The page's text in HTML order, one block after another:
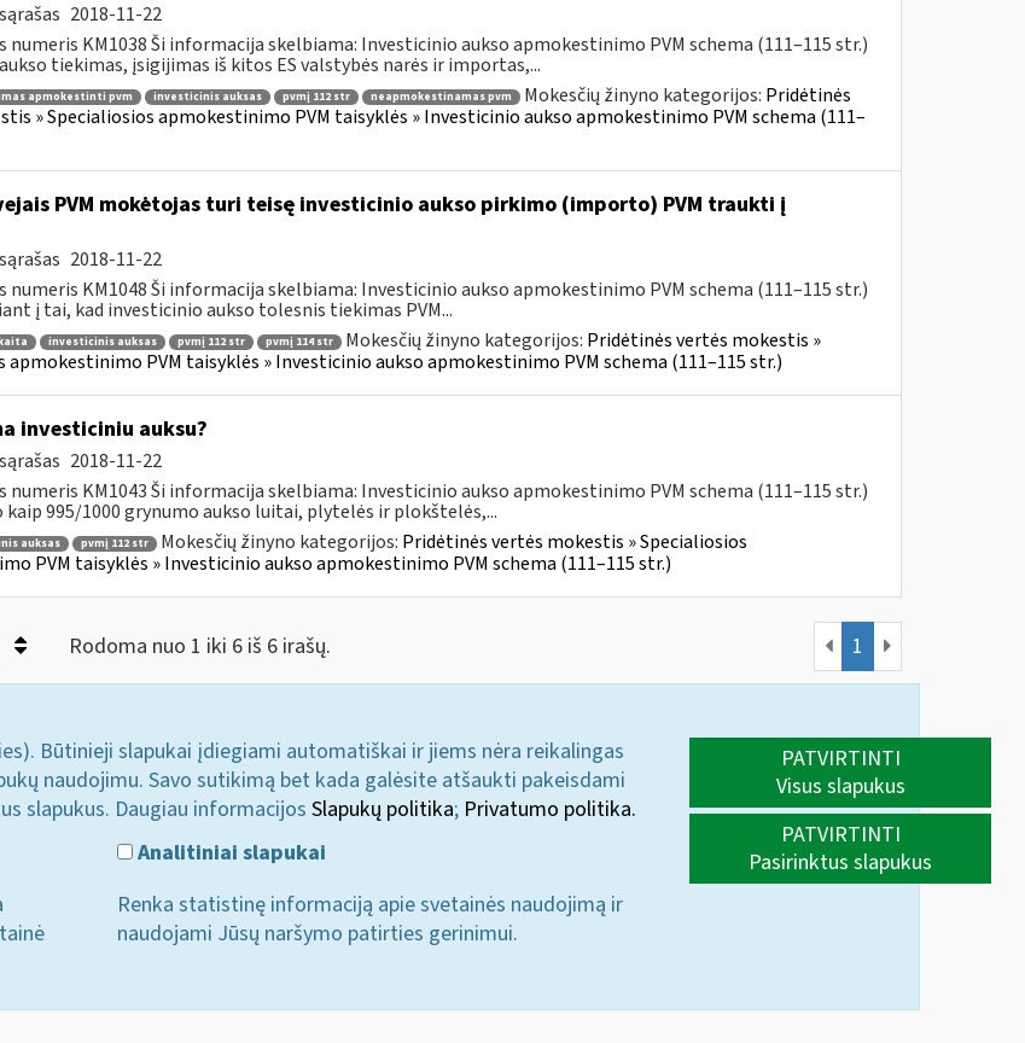
2018-11-22
numeris KM1038 Ši informacija skelbiama: Investicinio aukso apmokestinimo PVM schema (111–115 str.)
tiekimas, įsigijimas iš kitos ES valstybės narės ir importas,...
apmokestinti pvm investicinis auksas pvmį 112 str neapmokestinamas pvm Mokesčių žinyno kategorijos: Pridėtinės
» Specialiosios apmokestinimo PVM taisyklės » Investicinio aukso apmokestinimo PVM schema (111–
PVM mokėtojas turi teisę investicinio aukso pirkimo (importo) PVM traukti į
2018-11-22
numeris KM1048 Ši informacija skelbiama: Investicinio aukso apmokestinimo PVM schema (111–115 str.)
į tai, kad investicinio aukso tolesnis tiekimas PVM...
investicinis auksas pvmį 112 str pvmį 114 str Mokesčių žinyno kategorijos: Pridėtinės vertės mokestis »
apmokestinimo PVM taisyklės » Investicinio aukso apmokestinimo PVM schema (111–115 str.)
investiciniu auksu?
2018-11-22
numeris KM1043 Ši informacija skelbiama: Investicinio aukso apmokestinimo PVM schema (111–115 str.)
kaip 995/1000 grynumo aukso luitai, plytelės ir plokštelės,...
auksas pvmį 112 str Mokesčių žinyno kategorijos: Pridėtinės vertės mokestis » Specialiosios
PVM taisyklės » Investicinio aukso apmokestinimo PVM schema (111–115 str.)
Rodoma nuo 1 iki 6 iš 6 irašų. 1
Būtinieji slapukai įdiegiami automatiškai ir jiems nėra reikalingas
naudojimu. Savo sutikimą bet kada galėsite atšaukti pakeisdami
slapukus. Daugiau informacijos Slapukų politika; Privatumo politika.
Analitiniai slapukai
Renka statistinę informaciją apie svetainės naudojimą ir
naudojami Jūsų naršymo patirties gerinimui.
PATVIRTINTI
Visus slapukus
PATVIRTINTI
Pasirinktus slapukus